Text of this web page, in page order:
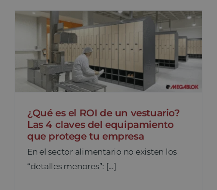
¿Qué es el ROI de un vestuario?
Las 4 claves del equipamiento
que protege tu empresa
En el sector alimentario no existen los
“detalles menores”: [...]